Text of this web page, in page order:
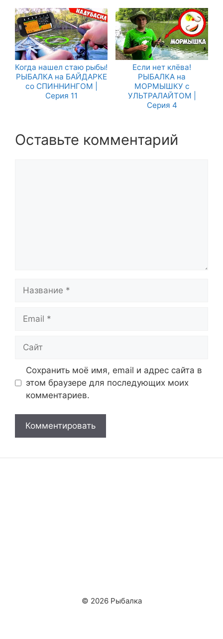
Когда нашел стаю рыбы!
РЫБАЛКА на БАЙДАРКЕ
со СПИННИНГОМ |
Серия 11
Если нет клёва!
РЫБАЛКА на
МОРМЫШКУ с
УЛЬТРАЛАЙТОМ |
Серия 4
Оставьте комментарий
Сохранить моё имя, email и адрес сайта в
этом браузере для последующих моих
комментариев.
© 2026 Рыбалка